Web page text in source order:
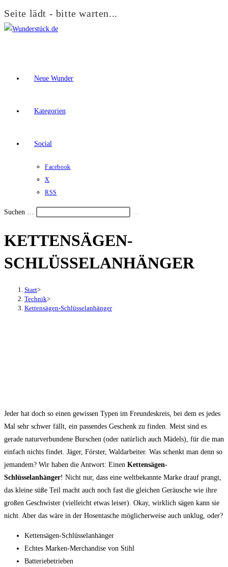
Seite lädt - bitte warten...
Zum
Neue Wunder
Kategorien
Social
Facebook
X
RSS
Suchen …
den
um,
Menü
KETTENSÄGEN-
SCHLÜSSELANHÄNGER
Start>
Technik>
Kettensägen-Schlüsselanhänger
Jeder hat doch so einen gewissen Typen im Freundeskreis, bei dem es jedes
Mal sehr schwer fällt, ein passendes Geschenk zu finden. Meist sind es
gerade naturverbundene Burschen (oder natürlich auch Mädels), für die man
einfach nichts findet. Jäger, Förster, Waldarbeiter. Was schenkt man denn so
jemandem? Wir haben die Antwort: Einen Kettensägen-
Schlüsselanhänger! Nicht nur, dass eine weltbekannte Marke drauf prangt,
das kleine süße Teil macht auch noch fast die gleichen Geräusche wie ihre
großen Geschwister (vielleicht etwas leiser). Okay, wirklich sägen kann sie
nicht. Aber das wäre in der Hosentasche möglicherweise auch unklug, oder?
Kettensägen-Schlüsselanhänger
Echtes Marken-Merchandise von Stihl
Batteriebetrieben